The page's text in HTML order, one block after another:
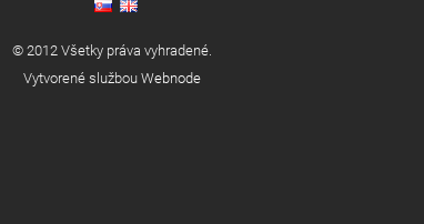
© 2012 Všetky práva vyhradené.
Vytvorené službou Webnode